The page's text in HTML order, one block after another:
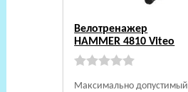
Велотренажер
HAMMER 4810 Viteo
Максимально допустимый